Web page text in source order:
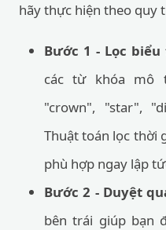
hãy thực hiện theo quy
Bước 1 - Lọc
các từ khóa mô
"crown", "star",
Thuật toán lọc thời
phù hợp ngay lập
Bước 2 - Duyệt
bên trái giúp bạn